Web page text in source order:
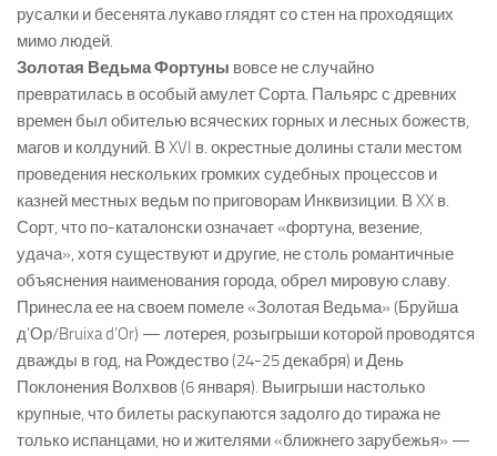
русалки и бесенята лукаво глядят со стен на проходящих
мимо людей.
Золотая Ведьма Фортуны вовсе не случайно
превратилась в особый амулет Сорта. Пальярс с древних
времен был обителью всяческих горных и лесных божеств,
магов и колдуний. В XVI в. окрестные долины стали местом
проведения нескольких громких судебных процессов и
казней местных ведьм по приговорам Инквизиции. В XX в.
Сорт, что по-каталонски означает «фортуна, везение,
удача», хотя существуют и другие, не столь романтичные
объяснения наименования города, обрел мировую славу.
Принесла ее на своем помеле «Золотая Ведьма» (Бруйша
д’Ор/Bruixa d’Or) — лотерея, розыгрыши которой проводятся
дважды в год, на Рождество (24-25 декабря) и День
Поклонения Волхвов (6 января). Выигрыши настолько
крупные, что билеты раскупаются задолго до тиража не
только испанцами, но и жителями «ближнего зарубежья» —